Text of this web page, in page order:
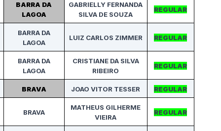
BARRA DA
LAGOA
GABRIELLY FERNANDA
SILVA DE SOUZA
REGULAR
BARRA DA
LAGOA
LUIZ CARLOS ZIMMER REGULAR
BARRA DA
LAGOA
CRISTIANE DA SILVA
RIBEIRO
REGULAR
BRAVA JOAO VITOR TESSER REGULAR
BRAVA
MATHEUS GILHERME
VIEIRA
REGULAR